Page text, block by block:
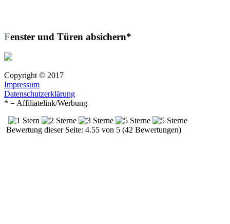
Fenster und Türen absichern*
Copyright © 2017
Impressum
Datenschutzerklärung
* = Affiliatelink/Werbung
Bewertung dieser Seite: 4.55 von 5 (42 Bewertungen)